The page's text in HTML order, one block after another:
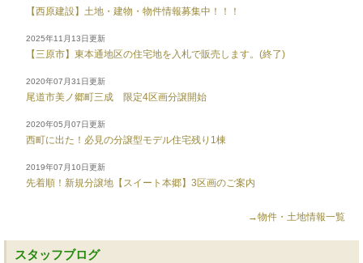
【西原建設】土地・建物・物件情報募集中！！！
2025年11月13日更新
【三原市】東本通地区の住宅地を入札で販売します。(終了)
2020年07月31日更新
尾道市美ノ郷町三成 限定4区画分譲開始
2020年05月07日更新
西町に出た！必見の分譲型モデル住宅残り1棟
2019年07月10日更新
先着順！新規分譲地【スイート本郷】3区画のご案内
→物件・土地情報一覧
スタッフブログ